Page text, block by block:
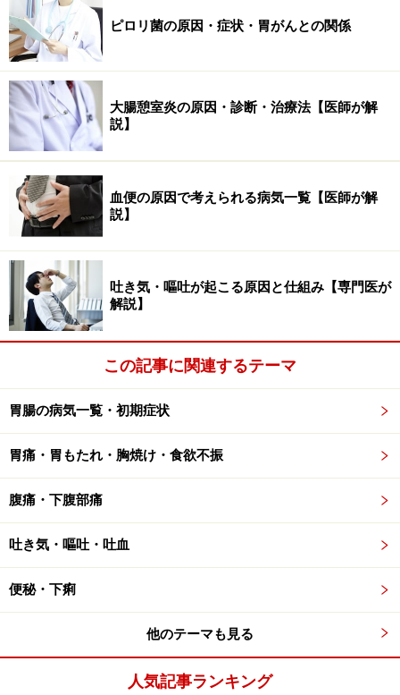
ると除菌の成功率が上がるでしょう。
また、ピロリ菌除菌の際に多く見られる副作用は下痢で
すが、ヨーグルトで腸内細菌を整えると下痢も起こりに
くくなるとされています。
LG21とはピロリ菌活性を抑える乳酸菌
LG21といっても耳慣れない方も多いと思いますので、こ
の乳酸菌についてご説明しましょう。
1990年代後半、抗ピロリ菌薬の開発に取り組んでいた東
海大学医学部の高木敦司教授（当時消化器内科助教授）
立ち上げました。新薬開発に必須のピロリ菌感染動物モ
デルの確立は難航しましたが、実験動物（スナネズミ）
感染を阻害していることに注目しました。
研究は困難を極めましたが、LG21にたどり着きました
古賀教授らは、200種以上の乳酸菌から様々な条件下で
Lactobacillus gasseri OLL2716菌（ガセリ菌LG21）株
が、抗ピロリ菌活性、耐胃酸性、胃内停滞性、安全性に
優れた特性を持つことを特定しました。ラクトバシラス
ピロリ菌の原因・症状・胃がんとの関係
大腸憩室炎の原因・診断・治療法【医師が解
説】
血便の原因で考えられる病気一覧【医師が解
説】
吐き気・嘔吐が起こる原因と仕組み【専門医が
解説】
この記事に関連するテーマ
胃腸の病気一覧・初期症状
胃痛・胃もたれ・胸焼け・食欲不振
腹痛・下腹部痛
吐き気・嘔吐・吐血
便秘・下痢
他のテーマも見る
人気記事ランキング